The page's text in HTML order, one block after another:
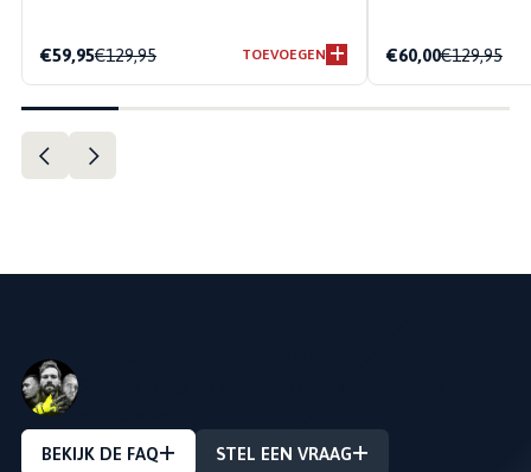
€59,95€129,95 TOEVOEGEN €60,00€129,95
BEKIJK DE FAQ
STEL EEN VRAAG